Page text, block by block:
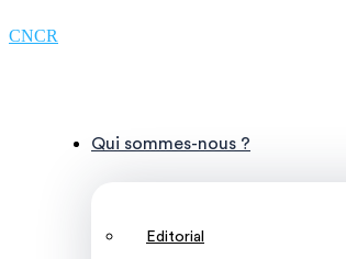
CNCR
Qui sommes-nous ?
Editorial